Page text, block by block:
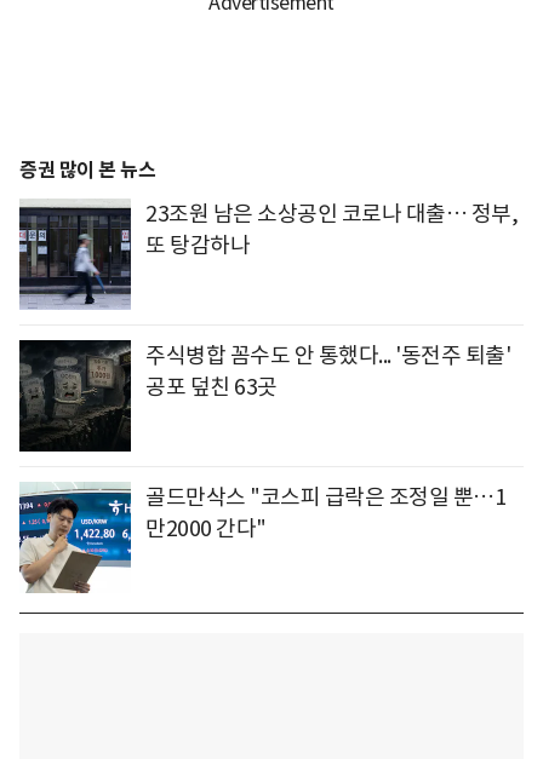
증권 많이 본 뉴스
23조원 남은 소상공인 코로나 대출… 정부,
또 탕감하나
주식병합 꼼수도 안 통했다... '동전주 퇴출'
공포 덮친 63곳
골드만삭스 "코스피 급락은 조정일 뿐…1
만2000 간다"